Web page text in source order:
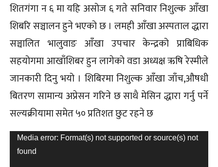
शितगंगा न ६ मा यहि असोज ६ गते सनिवार निशुल्क आँखा
शिबरि सञ्चालन हुने भएको छ । लमही आँखा अस्पताल द्धारा
सञ्चालित भालुवाङ आँखा उपचार केन्द्रको प्राबिधिक
सहयोगमा आखाँशिबर हुन लागेको वडा अध्यक्ष ऋषि रेस्मीले
जानकारी दिनु भयो । शिबिरमा निशुल्क आँखा जाँच,औषधी
बितरण सामान्य अप्रेसन गरिने छ साथै मेसिन द्धारा गर्नु पर्ने
सल्यक्रीयामा समेत ५० प्रतिशत छुट रहने छ
Media error: Format(s) not supported or source(s) not
found